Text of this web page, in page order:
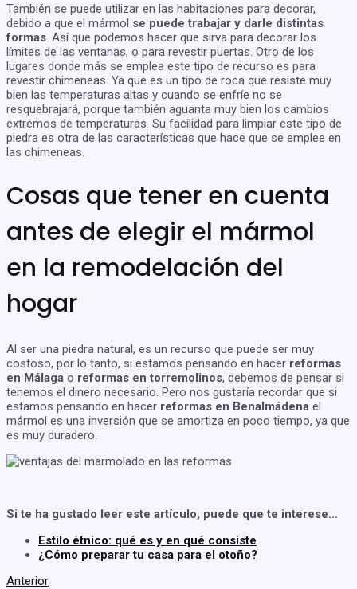
También se puede utilizar en las habitaciones para decorar,
debido a que el mármol se puede trabajar y darle distintas
formas . Así que podemos hacer que sirva para decorar los
límites de las ventanas, o para revestir puertas. Otro de los
lugares donde más se emplea este tipo de recurso es para
revestir chimeneas. Ya que es un tipo de roca que resiste muy
bien las temperaturas altas y cuando se enfríe no se
resquebrajará, porque también aguanta muy bien los cambios
extremos de temperaturas. Su facilidad para limpiar este tipo de
piedra es otra de las características que hace que se emplee en
las chimeneas.
Cosas que tener en cuenta
antes de elegir el mármol
en la remodelación del
hogar
Al ser una piedra natural, es un recurso que puede ser muy
costoso, por lo tanto, si estamos pensando en hacer reformas
en Málaga o reformas en torremolinos, debemos de pensar si
tenemos el dinero necesario. Pero nos gustaría recordar que si
estamos pensando en hacer reformas en Benalmádena el
mármol es una inversión que se amortiza en poco tiempo, ya que
es muy duradero.
Si te ha gustado leer este artículo, puede que te interese…
Estilo étnico: qué es y en qué consiste
¿Cómo preparar tu casa para el otoño?
Anterior